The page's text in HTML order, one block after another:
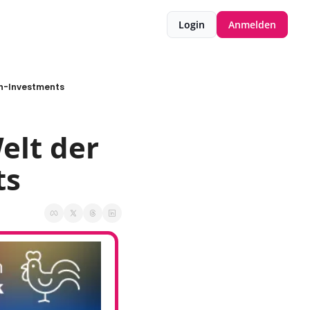
Login Anmelden
Investments
der